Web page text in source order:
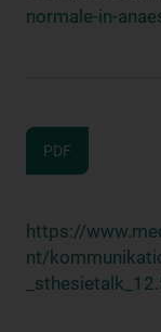
normale-in-
PDF
https://
nt/